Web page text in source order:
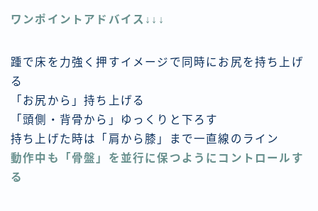
ワンポイントアドバイス↓↓↓
踵で床を力強く押すイメージで同時にお尻を持ち上げ
る
「お尻から」持ち上げる
「頭側・背骨から」ゆっくりと下ろす
持ち上げた時は「肩から膝」まで一直線のライン
動作中も「骨盤」を並行に保つようにコントロールす
る